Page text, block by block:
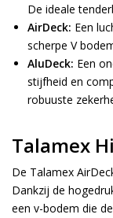
De ideale
AirDeck: Een
scherpe V
AluDeck: Een
stijfheid en
robuuste
Talamex
De Talamex
Dankzij de
een v-bodem die